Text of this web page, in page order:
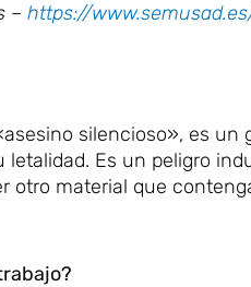
– https://
silencioso», es un
Es un peligro
material que